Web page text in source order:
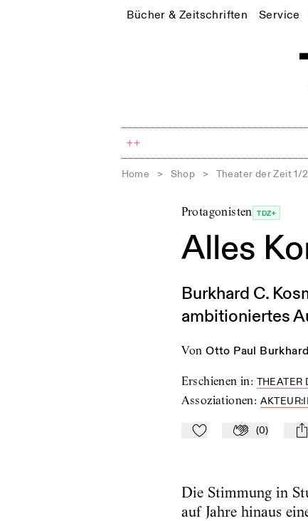
Bücher & Zeitschriften Service
++
Home > Shop > Theater der Zeit 1/
Protagonisten TDZ+
Alles
Burkhard C.
ambitioniertes
von Otto Paul
Erschienen in: THEATER
Assoziationen:
Zu Mein-TdZ hinzufügen
Applaudieren
(0) mail
Die Stimmung in
auf Jahre hinaus